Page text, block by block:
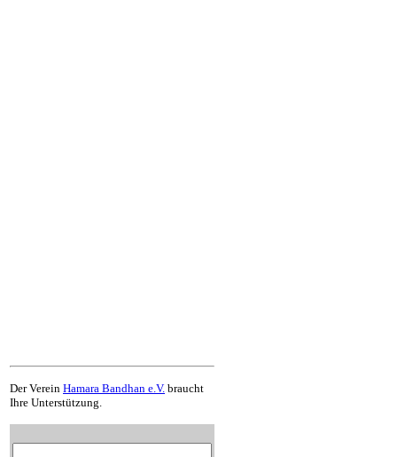
Der Verein Hamara Bandhan e.V. braucht
Ihre Unterstützung.